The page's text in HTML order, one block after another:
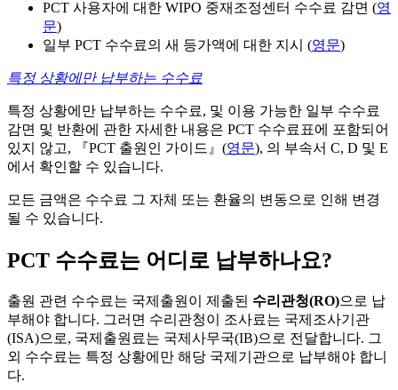
PCT 사용자에 대한 WIPO 중재조정센터 수수료 감면 (영
문)
일부 PCT 수수료의 새 등가액에 대한 지시 (영문)
특정 상황에만 납부하는 수수료
특정 상황에만 납부하는 수수료, 및 이용 가능한 일부 수수료
감면 및 반환에 관한 자세한 내용은 PCT 수수료표에 포함되어
있지 않고, 『PCT 출원인 가이드』(영문), 의 부속서 C, D 및 E
에서 확인할 수 있습니다.
모든 금액은 수수료 그 자체 또는 환율의 변동으로 인해 변경
될 수 있습니다.
PCT 수수료는 어디로 납부하나요?
출원 관련 수수료는 국제출원이 제출된 수리관청(RO)으로 납
부해야 합니다. 그러면 수리관청이 조사료는 국제조사기관
(ISA)으로, 국제출원료는 국제사무국(IB)으로 전달합니다. 그
외 수수료는 특정 상황에만 해당 국제기관으로 납부해야 합니
다.